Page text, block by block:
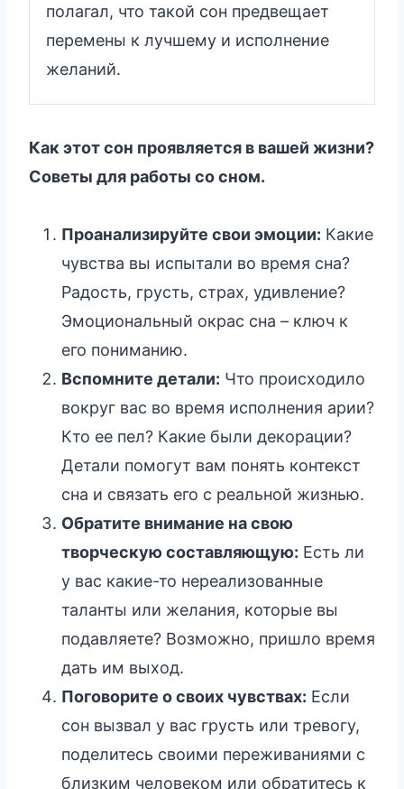
полагал, что такой сон предвещает
перемены к лучшему и исполнение
желаний.
Как этот сон проявляется в вашей жизни?
Советы для работы со сном.
Проанализируйте свои эмоции: Какие
чувства вы испытали во время сна?
Радость, грусть, страх, удивление?
Эмоциональный окрас сна – ключ к
его пониманию.
Вспомните детали: Что происходило
вокруг вас во время исполнения арии?
Кто ее пел? Какие были декорации?
Детали помогут вам понять контекст
сна и связать его с реальной жизнью.
Обратите внимание на свою
творческую составляющую: Есть ли
у вас какие-то нереализованные
таланты или желания, которые вы
подавляете? Возможно, пришло время
дать им выход.
Поговорите о своих чувствах: Если
сон вызвал у вас грусть или тревогу,
поделитесь своими переживаниями с
близким человеком или обратитесь к